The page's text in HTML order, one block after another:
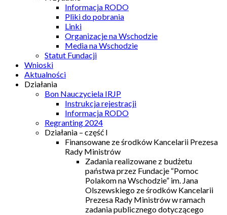
Informacja RODO
Pliki do pobrania
Linki
Organizacje na Wschodzie
Media na Wschodzie
Statut Fundacji
Wnioski
Aktualności
Działania
Bon Nauczyciela IRJP
Instrukcja rejestracji
Informacja RODO
Regranting 2024
Działania – część I
Finansowane ze środków Kancelarii Prezesa
Rady Ministrów
Zadania realizowane z budżetu
państwa przez Fundacje “Pomoc
Polakom na Wschodzie” im. Jana
Olszewskiego ze środków Kancelarii
Prezesa Rady Ministrów w ramach
zadania publicznego dotyczącego